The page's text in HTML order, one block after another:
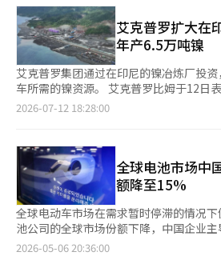
24.8%，较上一季度的6兆5550亿韩元增
较去年同期的4921亿韩元下降77.0%，但
元实现了盈利转变。第二季度业绩中反映
税收抵免）金额为2410亿韩元。 LG能源解决方案首席财务官李昌
实表示：“由于电动车（EV）中低价产
加，以及北美能源储存装置（ESS）生产
季度增长了15%。”他进一步指出：“尤
出货量扩大，较上一季度增长超过30%，
4.6倍，整体营收占比也扩大至20%后半
户包括超大规模人工智能（AI）数据中
兆韩元的新订单合同。 LG能源解决方案预计，随着AI技术的普及
和数据中心投资的增加，ESS市场的增长将持续。 为应
需求的快速增长，LG能源解决方案计划
为主的ESS生产能力，并在明年确保方
最大ESS供应商的地位，以最大化客户的
益。 当天，LG能源解决方案还发布了下半年重点推进的计划，包
艾克普罗扩大在
年产6.5万吨镍
艾克普罗集团通过在印尼的镍冶炼厂投
车所需的镍资源。 艾克普罗比姆于12日表示，近期在国内外机构
投资者中举办了企业说明会（IR），介绍
资，获取BNSI冶炼厂的股份，以最大化应
过印尼BNSI镍冶炼厂生产的镍被归类为
（FEOC）指南标准的“非禁外机构”（Non-
罗集团在印尼的第一阶段投资IMIP之后，
BNSI冶炼厂扩大镍供应链。正在印尼苏
是与印尼国有矿业公司PTVI（PT Vale
同推进的合资项目，艾克普罗比姆作为主
股东。 在过去四年中，艾克普罗集团通过第一阶段投资投入约
2026-07-12 18:28:00
全球电池市场中
额降至15%
全球电动车市场在需求暂时停滞的情况
池公司的全球市场份额下降，中国企业
显。根据SNE Research的数据，今年1至
2026-05-06 20:36:00